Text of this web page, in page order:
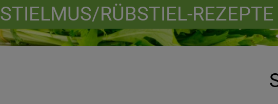
STIELMUS/RÜBSTIEL-REZEPTE